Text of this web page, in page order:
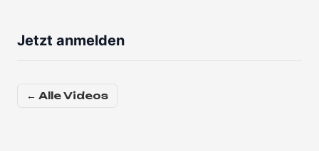
Jetzt anmelden
← Alle Videos